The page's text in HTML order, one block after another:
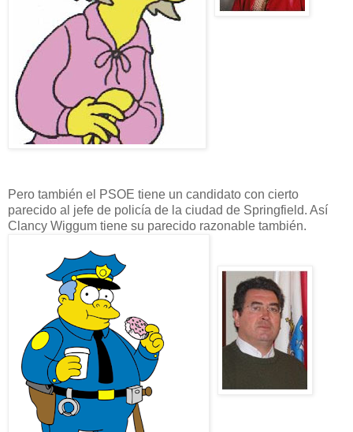
Pero también el PSOE tiene un candidato con cierto
parecido al jefe de policía de la ciudad de Springfield. Así
Clancy Wiggum tiene su parecido razonable también.